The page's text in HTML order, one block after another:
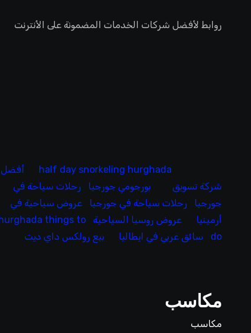
روابط لأفضل شركات الخدمات المضمونة على الأنترنت
half day snorkeling hurghada
أفضل
شركة تسويق
بورجومي جورجيا
رحلات سياحة في
جورجيا
رحلات سياحة في جورجيا
عروض سياحية في
أرمينيا
عروض روسيا السياحية
things to
do
سائق عربي في ايطاليا بيع رولكس داي ديت
مكاسب
مكاسب